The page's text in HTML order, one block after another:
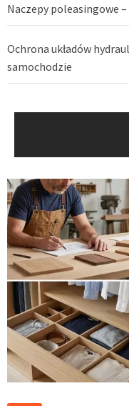
Naczepy poleasingowe
Ochrona układów
samochodzie